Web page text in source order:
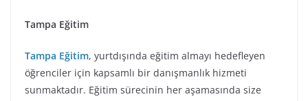
Tampa Eğitim
Tampa Eğitim, yurtdışında eğitim almayı hedefleyen
öğrenciler için kapsamlı bir danışmanlık hizmeti
sunmaktadır. Eğitim sürecinin her aşamasında size